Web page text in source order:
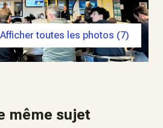
Afficher toutes les photos (7)
même sujet